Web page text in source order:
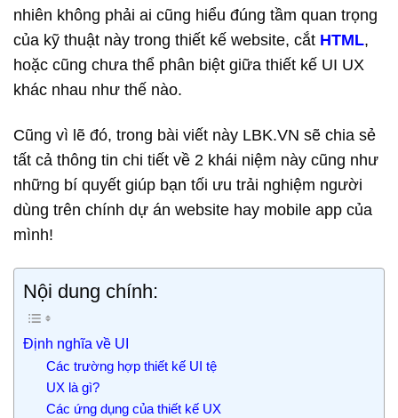
nhiên không phải ai cũng hiểu đúng tầm quan trọng
của kỹ thuật này trong thiết kế website, cắt HTML,
hoặc cũng chưa thể phân biệt giữa thiết kế UI UX
khác nhau như thế nào.
Cũng vì lẽ đó, trong bài viết này LBK.VN sẽ chia sẻ
tất cả thông tin chi tiết về 2 khái niệm này cũng như
những bí quyết giúp bạn tối ưu trải nghiệm người
dùng trên chính dự án website hay mobile app của
mình!
Nội dung chính:
Định nghĩa về UI
Các trường hợp thiết kế UI tệ
UX là gì?
Các ứng dụng của thiết kế UX